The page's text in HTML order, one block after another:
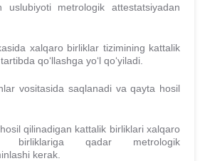
uslubiyoti metrologik attestatsiyadan
xalqaro birliklar tizimining kattalik
qo‘llashga yo‘l qo‘yiladi.
vositasida saqlanadi va qayta hosil
qilinadigan kattalik birliklari xalqaro
birliklariga qadar metrologik
kerak.